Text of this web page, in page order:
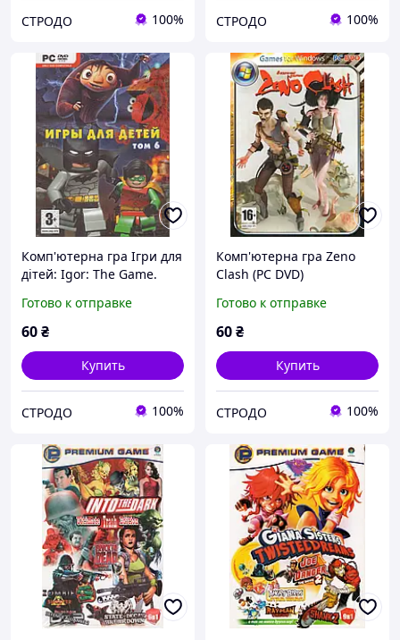
СТРОДО 100% СТРОДО 100%
Комп'ютерна гра Ігри для
дітей: Igor: The Game.
DVD-ROM)
Готово к отправке
60₴
Купить
СТРОДО 100%
Комп'ютерна гра Zeno
Clash (PC DVD)
Готово к отправке
60₴
Купить
СТРОДО 100%